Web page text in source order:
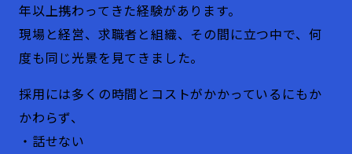
年以上携わってきた経験があります。
現場と経営、求職者と組織、その間に立つ中で、何
度も同じ光景を見てきました。
採用には多くの時間とコストがかかっているにもか
かわらず、
・話せない